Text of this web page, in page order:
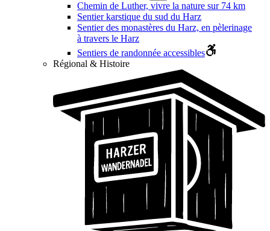
Chemin de Luther, vivre la nature sur 74 km
Sentier karstique du sud du Harz
Sentier des monastères du Harz, en pèlerinage
à travers le Harz
Sentiers de randonnée accessibles
Régional & Histoire